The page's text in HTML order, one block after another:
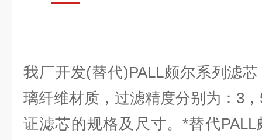
我厂开发(替代)PALL颇尔系列滤
璃纤维材质，过滤精度分别为：3
证滤芯的规格及尺寸。*替代